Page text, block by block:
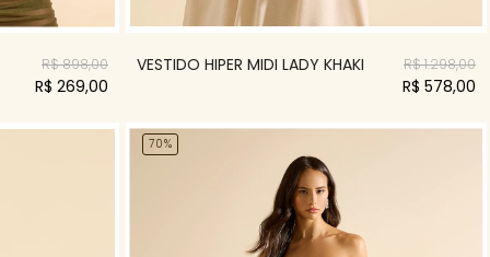
R$ 898,00
R$ 269,00
VESTIDO HIPER MIDI LADY KHAKI R$ 1.298,00
R$ 578,00
70%